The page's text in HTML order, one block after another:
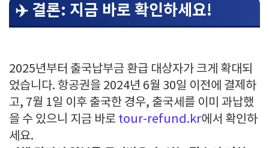
✈️ 결론: 지금 바로 확인하세요!
2025년부터 출국납부금 환급 대상자가 크게 확대되
었습니다. 항공권을 2024년 6월 30일 이전에 결제하
고, 7월 1일 이후 출국한 경우, 출국세를 이미 과납했
을 수 있으니 지금 바로 tour-refund.kr에서 확인하
세요.